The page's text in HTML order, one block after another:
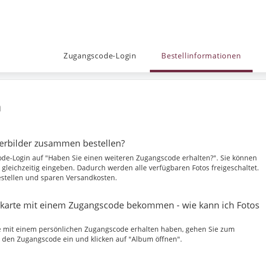
Zugangscode-Login Bestellinformationen
zusammen bestellen?
Login auf "Haben Sie einen weiteren Zugangscode erhalten?". Sie können
eingeben. Dadurch werden alle verfügbaren Fotos freigeschaltet.
und sparen Versandkosten.
mit einem Zugangscode bekommen - wie kann ich Fotos
mit einem persönlichen Zugangscode erhalten haben, gehen Sie zum
den Zugangscode ein und klicken auf "Album öffnen".